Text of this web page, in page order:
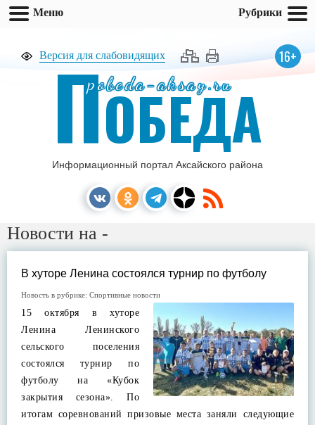
Версия для слабовидящих 16+
pobeda-aksay.ru
ПОБЕДА
Информационный портал Аксайского района
Новости на -
В хуторе Ленина состоялся турнир по футболу
Новость в рубрике: Спортивные новости
15 октября в хуторе
Ленина Ленинского
сельского поселения
состоялся турнир по
футболу на «Кубок
закрытия сезона». По
итогам соревнований призовые места заняли следующие
Меню Рубрики